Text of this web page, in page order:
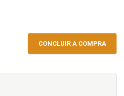
CONCLUIR A COMPRA